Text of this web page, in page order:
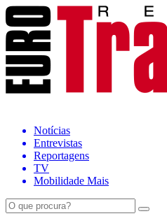
Notícias
Entrevistas
Reportagens
TV
Mobilidade Mais